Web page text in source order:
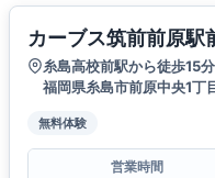
カーブス筑前前原駅
糸島高校前駅から徒歩15分
福岡県糸島市前原中央1丁
無料体験
営業時間